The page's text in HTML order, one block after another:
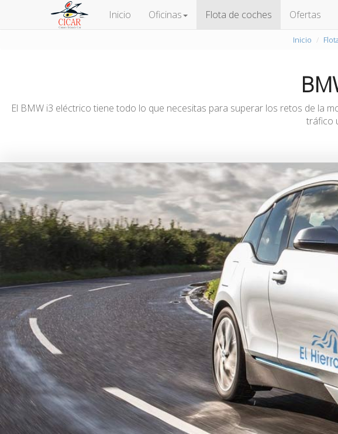
Inicio Oficinas Flota de coches Ofertas
Inicio
El BMW i3 eléctrico tiene todo lo que necesitas para superar los retos de la
tráfico